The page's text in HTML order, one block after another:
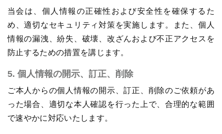
当会は、個人情報の正確性および安全性を確保するた
め、適切なセキュリティ対策を実施します。また、個人
情報の漏洩、紛失、破壊、改ざんおよび不正アクセスを
防止するための措置を講じます。
5. 個人情報の開示、訂正、削除
ご本人からの個人情報の開示、訂正、削除のご依頼があ
った場合、適切な本人確認を行った上で、合理的な範囲
で速やかに対応いたします。